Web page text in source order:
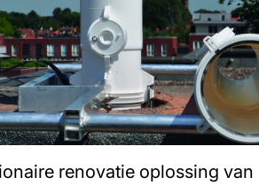
renovatie oplossing van